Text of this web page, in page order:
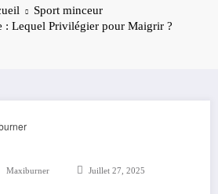
Sport minceur
: Lequel Privilégier pour Maigrir ?
Maxiburner Juillet 27, 2025